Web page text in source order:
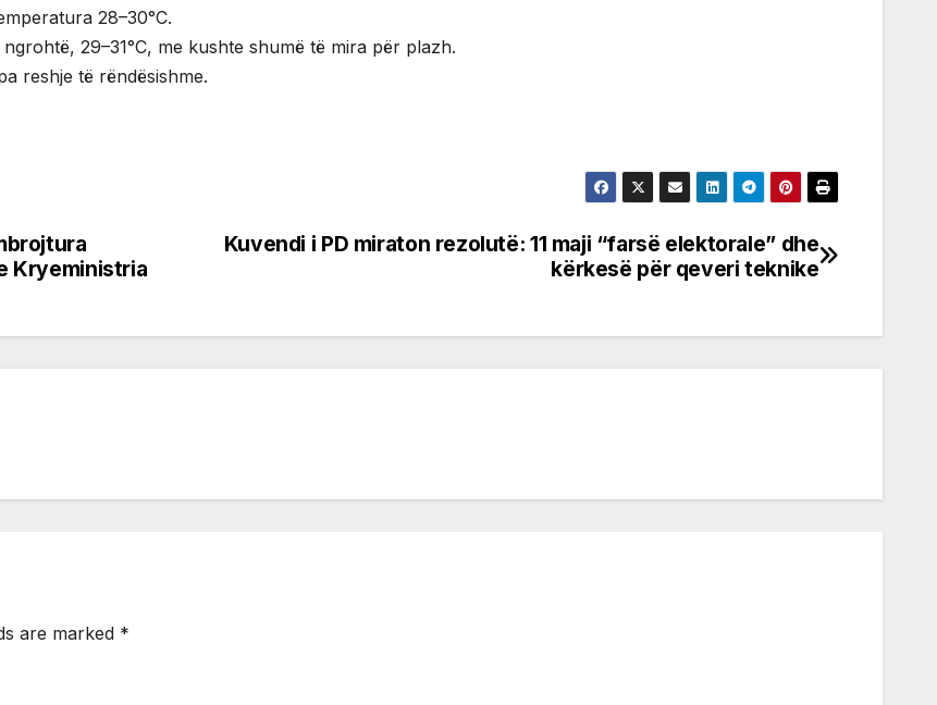
28–30°C.
29–31°C, me kushte shumë të mira për plazh.
reshje të rëndësishme.
Kuvendi i PD miraton rezolutë: 11 maji “farsë elektorale” dhe
kërkesë për qeveri teknike
Kryeministria
are marked *